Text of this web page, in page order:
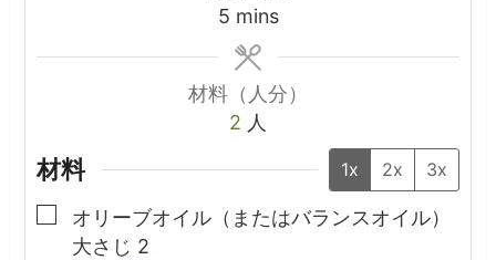
5minutes
mins
材料（人分）
2 人
材料 1x 2x 3x
▢
オリーブオイル（またはバランスオイル）
大さじ 2